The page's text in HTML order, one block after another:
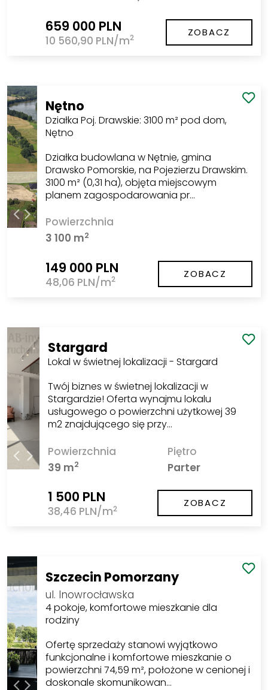
659 000 PLN
10 560,90 PLN/m2 ZOBACZ
Nętno
Działka Poj. Drawskie: 3100 m² pod dom,
Nętno
Działka budowlana w Nętnie, gmina
Drawsko Pomorskie, na Pojezierzu Drawskim.
3100 m² (0,31 ha), objęta miejscowym
planem zagospodarowania pr…
Powierzchnia
3 100 m2
149 000 PLN
48,06 PLN/m2 ZOBACZ
Stargard
Lokal w świetnej lokalizacji - Stargard
Twój biznes w świetnej lokalizacji w
Stargardzie! Oferta wynajmu lokalu
usługowego o powierzchni użytkowej 39
m2 znajdującego się przy…
Powierzchnia
39 m2
Piętro
Parter
1 500 PLN
38,46 PLN/m2 ZOBACZ
Szczecin Pomorzany
ul. Inowrocławska
4 pokoje, komfortowe mieszkanie dla
rodziny
Ofertę sprzedaży stanowi wyjątkowo
funkcjonalne i komfortowe mieszkanie o
powierzchni 74,59 m², położone w cenionej i
doskonale skomunikowan…